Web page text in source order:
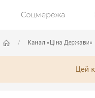
Соцмережа
Канал «Ціна Держави»
Цей